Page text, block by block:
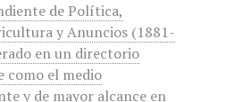
de Política,
y Anuncios (1881-
en un directorio
como el medio
y de mayor alcance en